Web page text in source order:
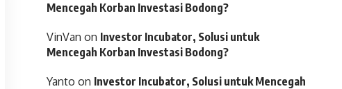
Mencegah Korban Investasi Bodong?
VinVan on Investor Incubator, Solusi untuk
Mencegah Korban Investasi Bodong?
Yanto on Investor Incubator, Solusi untuk Mencegah